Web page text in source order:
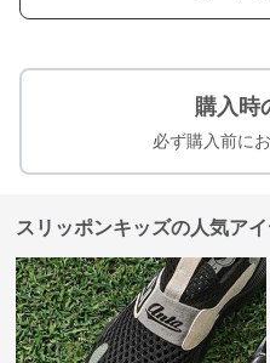
購入時
必ず購入前に
スリッポンキッズの人気ア